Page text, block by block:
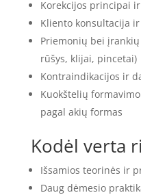
Korekcijos principai
Kliento konsultacija
Priemonių bei
rūšys, klijai, pincetai)
Kontraindikacijos ir
Kuokštelių
pagal akių formas
Kodėl verta
Išsamios teorinės ir
Daug dėmesio